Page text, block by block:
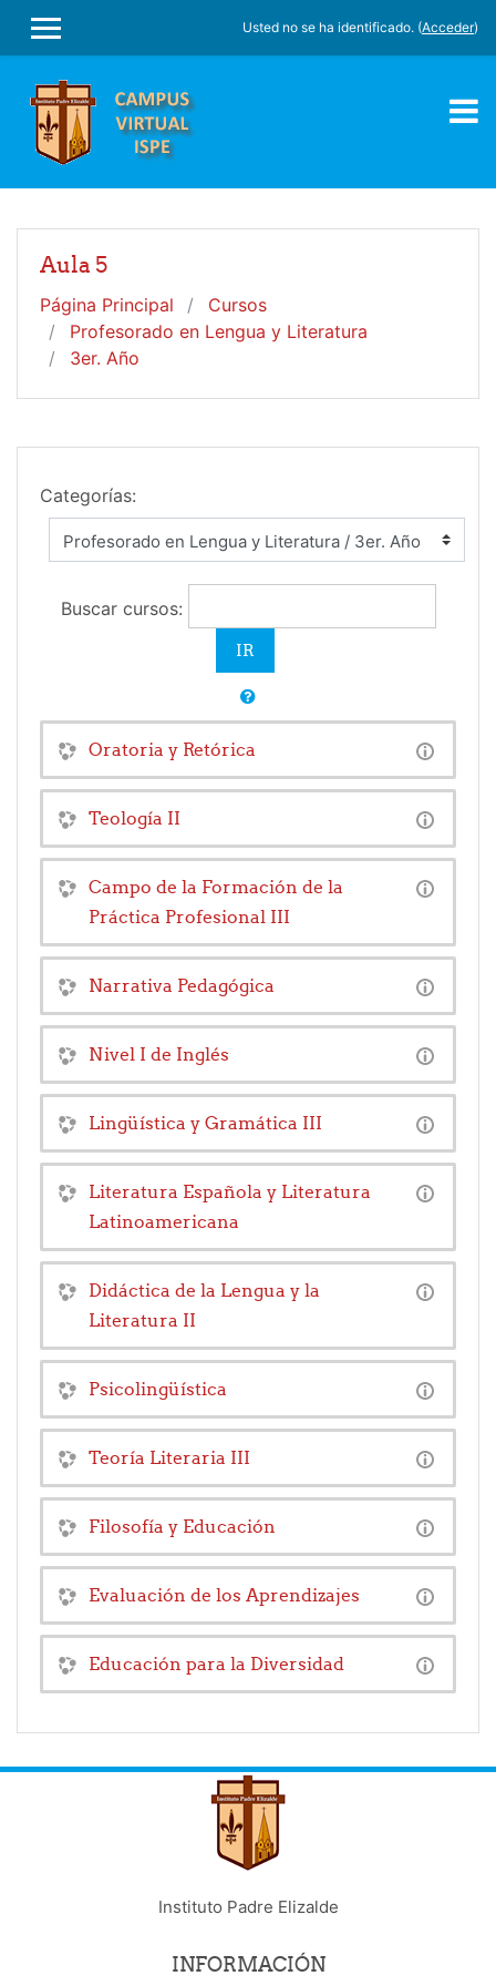
PANEL LATERAL
Usted no se ha identificado. (Acceder)
Aula 5
Página Principal
Cursos
Profesorado en Lengua y Literatura
3er. Año
Categorías:
Buscar cursos:
Oratoria y Retórica
Teología II
Campo de la Formación de la
Práctica Profesional III
Narrativa Pedagógica
Nivel I de Inglés
Lingüística y Gramática III
Literatura Española y Literatura
Latinoamericana
Didáctica de la Lengua y la
Literatura II
Psicolingüística
Teoría Literaria III
Filosofía y Educación
Evaluación de los Aprendizajes
Educación para la Diversidad
Instituto Padre Elizalde
INFORMACIÓN